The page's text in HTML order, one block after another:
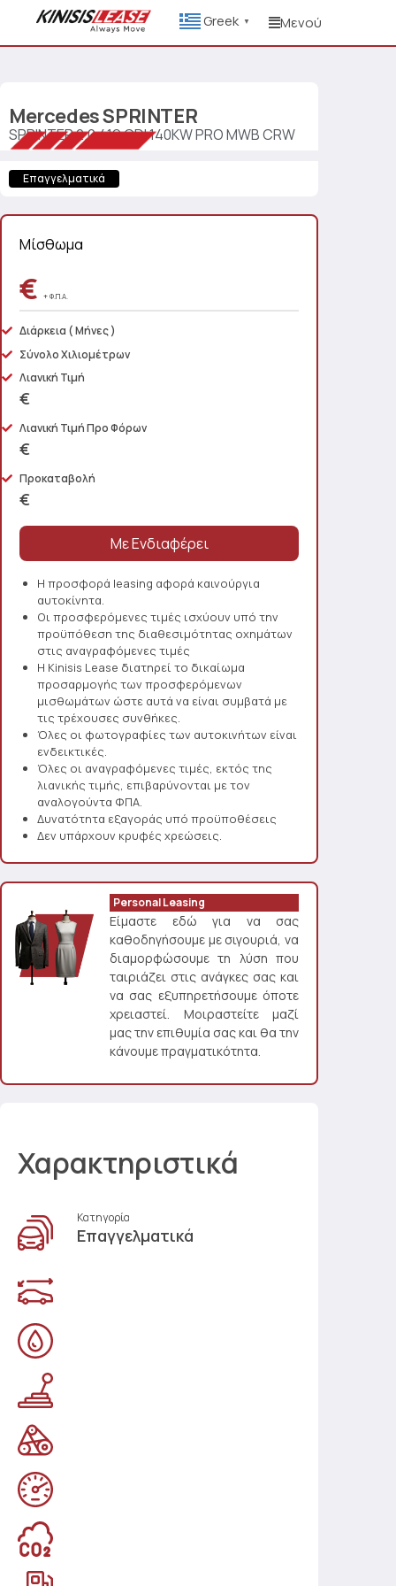
Greek ▼ Μενού
MercedesSPRINTER
SPRINTER 2.0 419 CDI 140KW PRO MWB CRW
Επαγγελματικά
Μίσθωμα
€ + Φ.Π.Α.
Διάρκεια ( Μήνες )
Σύνολο Χιλιομέτρων
Λιανική Τιμή
€
Λιανική Τιμή Προ Φόρων
€
Προκαταβολή
€
Η προσφορά leasing αφορά καινούργια
αυτοκίνητα.
Οι προσφερόμενες τιμές ισχύουν υπό την
προϋπόθεση της διαθεσιμότητας οχημάτων
στις αναγραφόμενες τιμές
Η Kinisis Lease διατηρεί το δικαίωμα
προσαρμογής των προσφερόμενων
μισθωμάτων ώστε αυτά να είναι συμβατά με
τις τρέχουσες συνθήκες.
Όλες οι φωτογραφίες των αυτοκινήτων είναι
ενδεικτικές.
Όλες οι αναγραφόμενες τιμές, εκτός της
λιανικής τιμής, επιβαρύνονται με τον
αναλογούντα ΦΠΑ.
Δυνατότητα εξαγοράς υπό προϋποθέσεις
Δεν υπάρχουν κρυφές χρεώσεις.
Personal Leasing
Είμαστε εδώ για να σας
καθοδηγήσουμε με σιγουριά, να
διαμορφώσουμε τη λύση που
ταιριάζει στις ανάγκες σας και
να σας εξυπηρετήσουμε όποτε
χρειαστεί. Μοιραστείτε μαζί
μας την επιθυμία σας και θα την
κάνουμε πραγματικότητα.
Χαρακτηριστικά
Κατηγορία
Επαγγελματικά